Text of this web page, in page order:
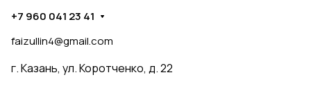
+7 960 041 23 41
faizullin4@gmail.com
г. Казань, ул. Коротченко, д. 22